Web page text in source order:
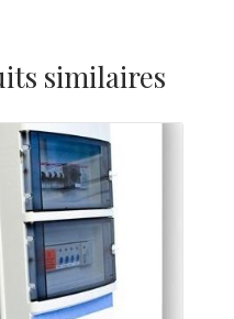
similaires